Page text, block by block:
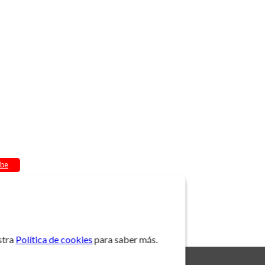
Política de cookiespara saber más.